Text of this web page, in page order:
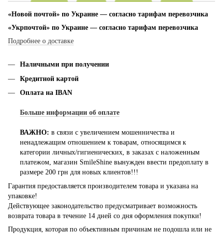
«Новой почтой» по Украине — согласно тарифам перевозчика
«Укрпочтой» по Украине — согласно тарифам перевозчика
Подробнее о доставке
Наличными при получении
Кредитной картой
Оплата на IBAN
Больше информации об оплате
ВАЖНО: в связи с увеличением мошенничества и
ненадлежащим отношением к товарам, относящимся к
категории личных/гигиенических, в заказах с наложенным
платежом, магазин SmileShine вынужден ввести предоплату в
размере 200 грн для новых клиентов!!!
Гарантия предоставляется производителем товара и указана на
упаковке!
Действующее законодательство предусматривает возможность
возврата товара в течение 14 дней со дня оформления покупки!
Продукция, которая по объективным причинам не подошла или не